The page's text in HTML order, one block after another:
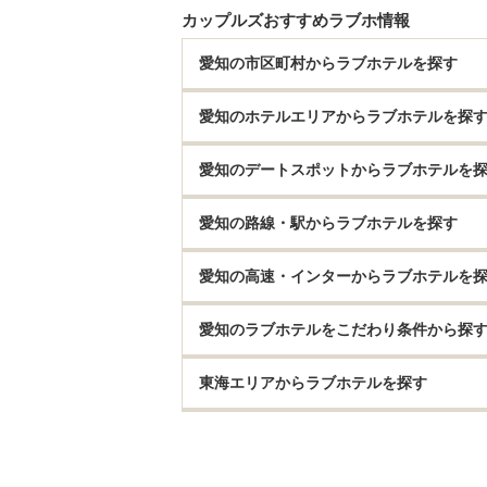
カップルズおすすめラブホ情報
愛知の市区町村からラブホテルを探す
愛知のホテルエリアからラブホテルを探す
愛知のデートスポットからラブホテルを
愛知の路線・駅からラブホテルを探す
愛知の高速・インターからラブホテルを
愛知のラブホテルをこだわり条件から探す
東海エリアからラブホテルを探す